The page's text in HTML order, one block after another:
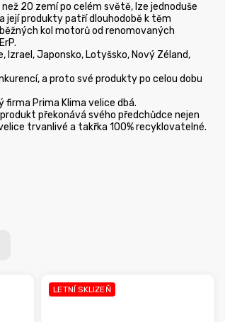
20 zemí po celém světě, lze jednoduše
její produkty patří dlouhodobě k těm
kol motorů od renomovaných
Izrael, Japonsko, Lotyšsko, Nový Zéland,
a proto své produkty po celou dobu
Prima Klima velice dbá.
překonává svého předchůdce nejen
trvanlivé a takřka 100% recyklovatelné.
LETNÍ SKLIZEŇ